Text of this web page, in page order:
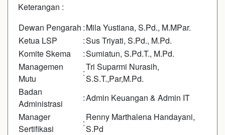
Keterangan :
Dewan Pengarah :Mila Yustiana, S.Pd., M.MPar.
Ketua LSP
:Sus Triyati, S.Pd., M.Pd.
Komite Skema
:Sumiatun, S.Pd.T., M.Pd.
Managemen
Mutu
:
Tri Suparmi Nurasih,
S.S.T.,Par,M.Pd.
Badan
Administrasi
:Admin Keuangan & Admin IT
Manager
Sertifikasi
:
Renny Marthalena Handayani,
S.Pd